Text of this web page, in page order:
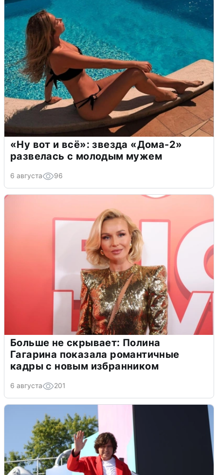
«Ну вот и всё»: звезда «Дома-2»
развелась с молодым мужем
6 августа 96
Больше не скрывает: Полина
Гагарина показала романтичные
кадры с новым избранником
6 августа 201